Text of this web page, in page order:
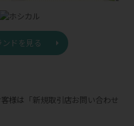
ンドを見る
様は 「新規取引店お問い合わせ